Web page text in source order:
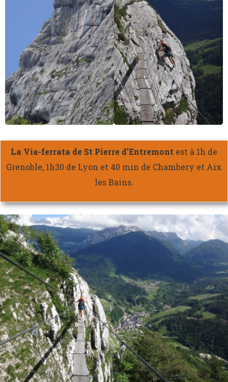
La Via-ferrata de St Pierre d’Entremont est à 1h de
Grenoble, 1h30 de Lyon et 40 min de Chambery et Aix
les Bains.